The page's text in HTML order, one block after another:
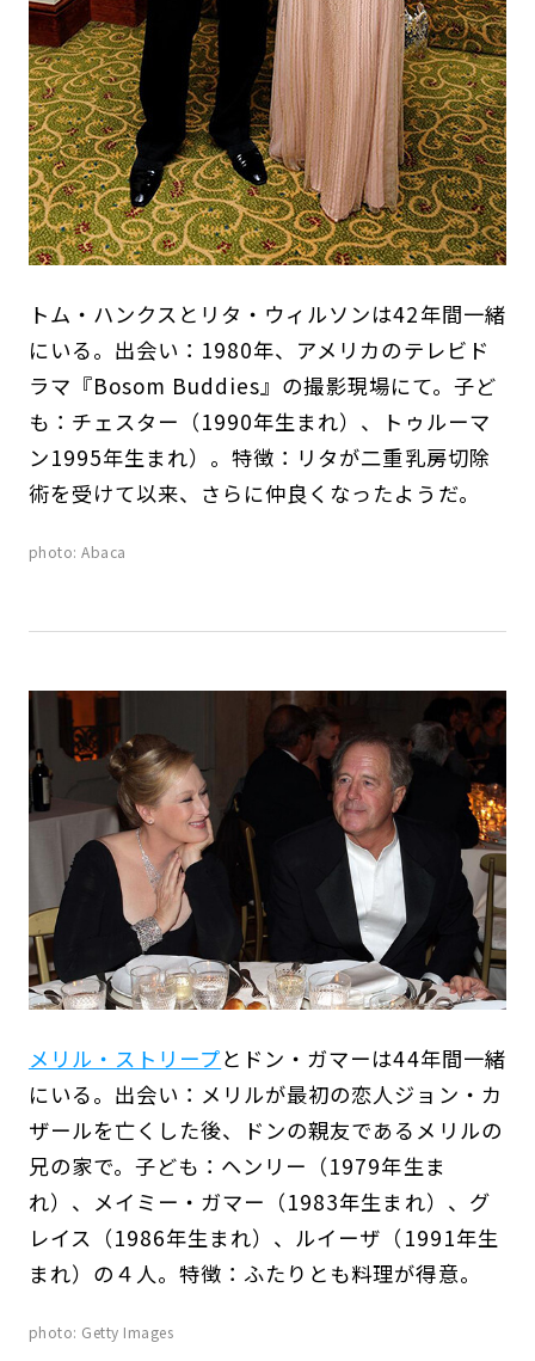
トム・ハンクスとリタ・ウィルソンは42年間一緒
にいる。出会い：1980年、アメリカのテレビド
ラマ『Bosom Buddies』の撮影現場にて。子ど
も：チェスター（1990年生まれ）、トゥルーマ
ン1995年生まれ）。特徴：リタが二重乳房切除
術を受けて以来、さらに仲良くなったようだ。
photo: Abaca
メリル・ストリープとドン・ガマーは44年間一緒
にいる。出会い：メリルが最初の恋人ジョン・カ
ザールを亡くした後、ドンの親友であるメリルの
兄の家で。子ども：ヘンリー（1979年生ま
れ）、メイミー・ガマー（1983年生まれ）、グ
レイス（1986年生まれ）、ルイーザ（1991年生
まれ）の４人。特徴：ふたりとも料理が得意。
photo: Getty Images